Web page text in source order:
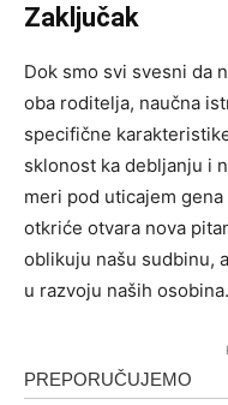
Zaključak
Dok smo svi svesni da
oba roditelja, naučna
specifične
sklonost ka debljanju i
meri pod uticajem
otkriće otvara nova
oblikuju našu sudbinu,
u razvoju naših osobina.